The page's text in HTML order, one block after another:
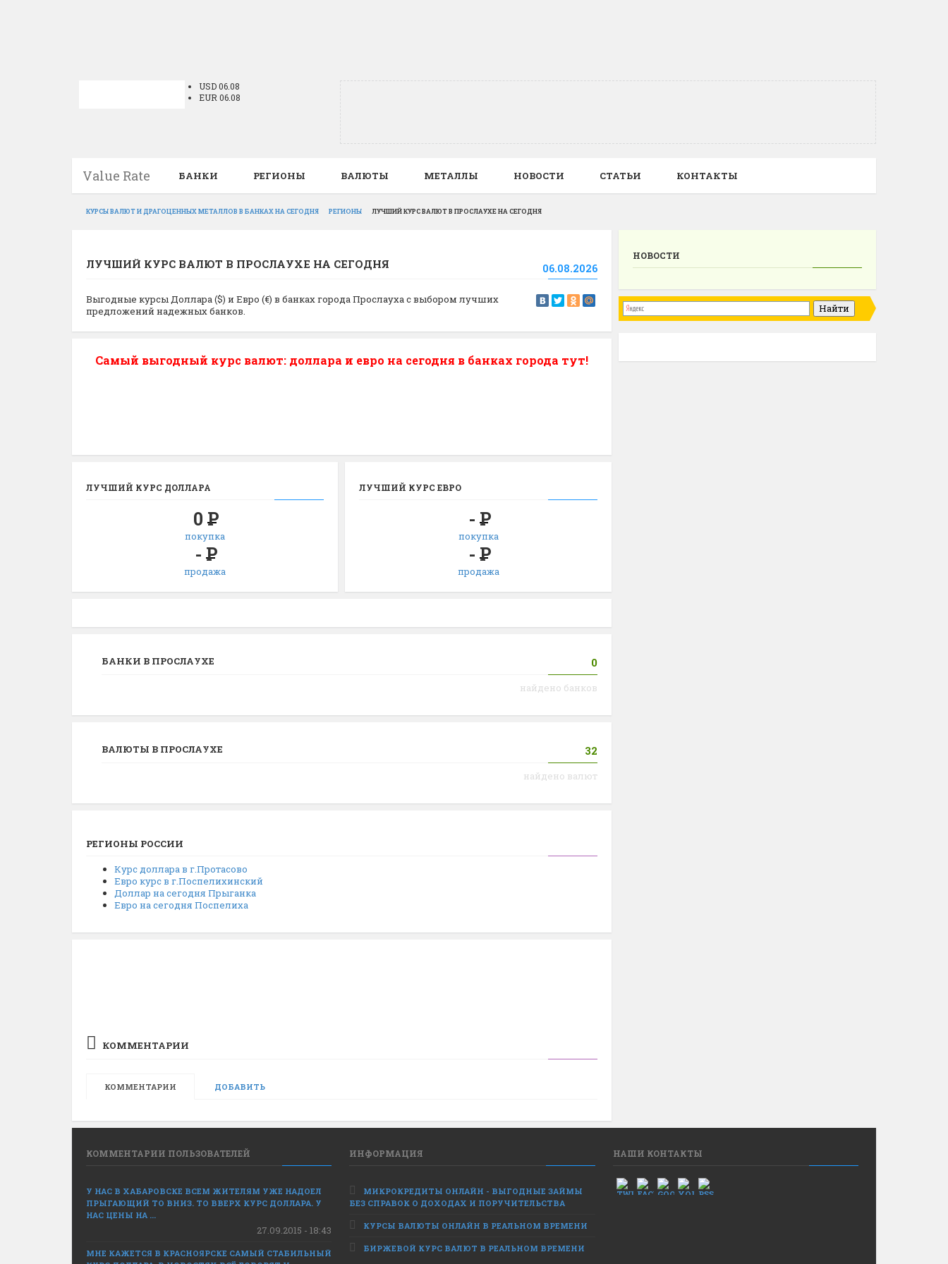
USD 06.08
EUR 06.08
Value Rate БАНКИ РЕГИОНЫ ВАЛЮТЫ МЕТАЛЛЫ НОВОСТИ СТАТЬИ КОНТАКТЫ
КУРСЫ ВАЛЮТ И ДРАГОЦЕННЫХ МЕТАЛЛОВ В БАНКАХ НА СЕГОДНЯ РЕГИОНЫ ЛУЧШИЙ КУРС ВАЛЮТ В ПРОСЛАУХЕ НА СЕГОДНЯ
ЛУЧШИЙ КУРС ВАЛЮТ В ПРОСЛАУХЕ НА СЕГОДНЯ 06.08.2026
Выгодные курсы Доллара ($) и Евро (€) в банках города Прослауха с выбором лучших
предложений надежных банков.
Самый выгодный курс валют: доллара и евро на сегодня в банках города тут!
ЛУЧШИЙ КУРС ДОЛЛАРА
0Р
покупка
-Р
продажа
ЛУЧШИЙ КУРС ЕВРО
- Р
покупка
- Р
продажа
БАНКИ В ПРОСЛАУХЕ 0
найдено банков
ВАЛЮТЫ В ПРОСЛАУХЕ 32
найдено валют
РЕГИОНЫ РОССИИ
Курс доллара в г.Протасово
Евро курс в г.Поспелихинский
Доллар на сегодня Прыганка
Евро на сегодня Поспелиха
КОММЕНТАРИИ
КОММЕНТАРИИ ДОБАВИТЬ
НОВОСТИ
КОММЕНТАРИИ ПОЛЬЗОВАТЕЛЕЙ
У НАС В ХАБАРОВСКЕ ВСЕМ ЖИТЕЛЯМ УЖЕ НАДОЕЛ
ПРЫГАЮЩИЙ ТО ВНИЗ. ТО ВВЕРХ КУРС ДОЛЛАРА. У
НАС ЦЕНЫ НА ...
27.09.2015 - 18:43
МНЕ КАЖЕТСЯ В КРАСНОЯРСКЕ САМЫЙ СТАБИЛЬНЫЙ
ИНФОРМАЦИЯ
МИКРОКРЕДИТЫ ОНЛАЙН - ВЫГОДНЫЕ ЗАЙМЫ
БЕЗ СПРАВОК О ДОХОДАХ И ПОРУЧИТЕЛЬСТВА
КУРСЫ ВАЛЮТЫ ОНЛАЙН В РЕАЛЬНОМ ВРЕМЕНИ
БИРЖЕВОЙ КУРС ВАЛЮТ В РЕАЛЬНОМ ВРЕМЕНИ
НАШИ КОНТАКТЫ